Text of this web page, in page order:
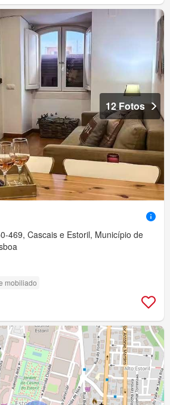
12 Fotos
469, Cascais e Estoril, Município de
mobiliado